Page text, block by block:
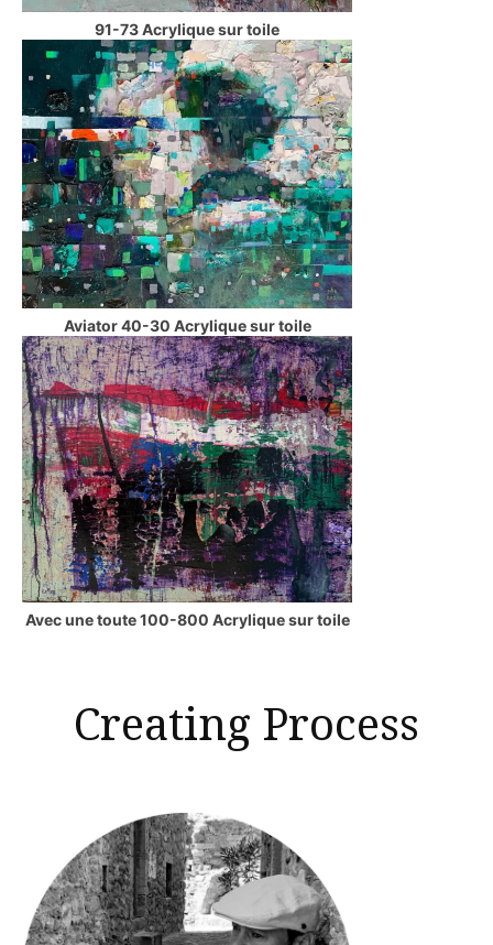
91-73 Acrylique sur toile
Aviator 40-30 Acrylique sur toile
Avec une toute 100-800 Acrylique sur toile
Creating Process